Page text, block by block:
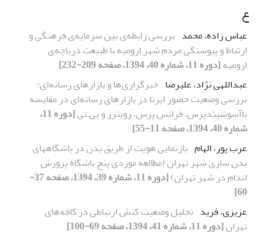
ع
عباس زاده، محمد بررسی رابطه‌ی بین سرمایه‌ی فرهنگی و
ارتباط و پیوستگی مردم شهر ارومیه با طبیعت دریاچه‌ی
ارومیه[دوره 11، شماره 40، 1394، صفحه 209-232]
عبداللهی نژاد، علیرضا خبرگزاری‌ها و بازارهای رسانه‌ای؛
بررسی وضعیت حضور ایرنا در بازارهای رسانه‌ای در مقایسه
باآسوشیتدپرس، فرانس پرس، رویترز و پی.تی
[دوره 11،
شماره 40، 1394، صفحه 11-55]
عرب پور، الهام بازنمایی هویت از طریق بدن در باشگاههای
بدن سازی شهر تهران (مطالعه موردی پنج باشگاه پرورش
اندام در شهر تهران)
[دوره 11، شماره 39، 1394، صفحه 37-
60]
عزیزی، فرید تحلیل وضعیت کنش ارتباطی در کافه‌های
تهران[دوره 11، شماره 41، 1394، صفحه 69-100]